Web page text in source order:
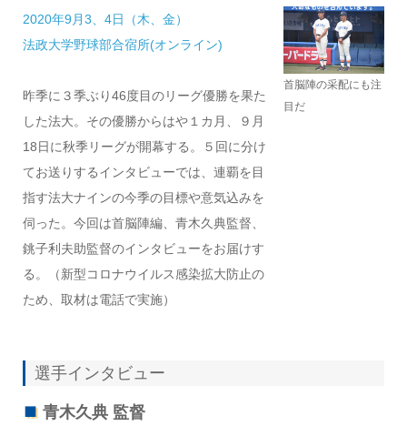
2020年9月3、4日（木、金）
法政大学野球部合宿所(オンライン)
昨季に３季ぶり46度目のリーグ優勝を果た
した法大。その優勝からはや１カ月、９月
18日に秋季リーグが開幕する。５回に分け
てお送りするインタビューでは、連覇を目
指す法大ナインの今季の目標や意気込みを
伺った。今回は首脳陣編、青木久典監督、
銚子利夫助監督のインタビューをお届けす
る。（新型コロナウイルス感染拡大防止の
ため、取材は電話で実施）
首脳陣の采配にも注
目だ
選手インタビュー
青木久典 監督